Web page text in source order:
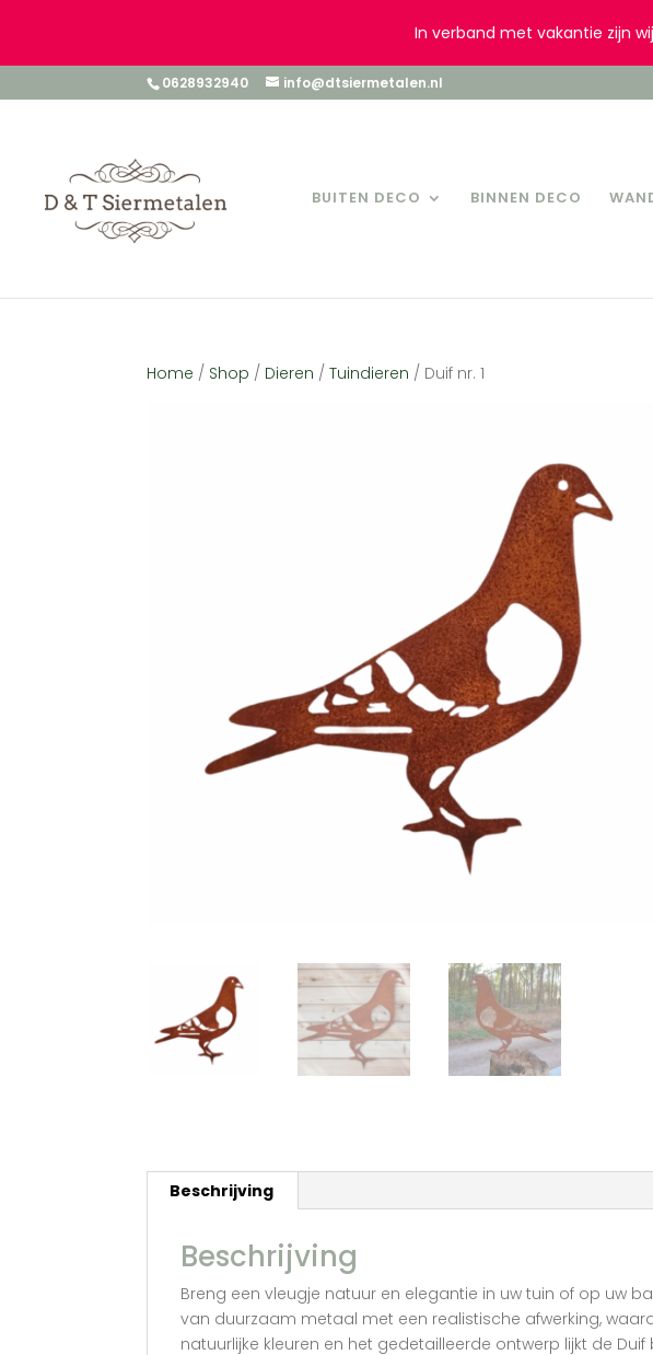
0628932940 info@dtsiermetalen.nl
BUITEN DECO BINNEN DECO
Home / Shop / Dieren /Tuindieren / Duif nr. 1
Beschrijving
Beschrijving
Breng een vleugje natuur en elegantie in uw tuin of op uw
van duurzaam metaal met een realistische afwerking,
natuurlijke kleuren en het gedetailleerde ontwerp lijkt de
In verband met vakantie zijn